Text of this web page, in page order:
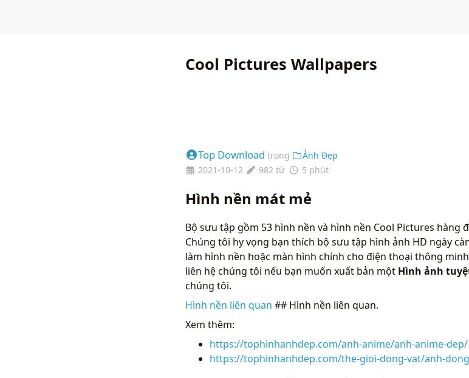
Cool Pictures Wallpapers
Top Download trong
Ảnh Đẹp
2021-10-12
982 từ 5 phút
Hình nền mát mẻ
Bộ sưu tập gồm 53 hình nền và hình nền Cool Pictures hàng
Chúng tôi hy vọng bạn thích bộ sưu tập hình ảnh HD ngày
làm hình nền hoặc màn hình chính cho điện thoại thông
liên hệ chúng tôi nếu bạn muốn xuất bản một Hình ảnh
chúng tôi.
Hình nền liên quan ## Hình nền liên quan.
Xem thêm:
https://tophinhanhdep.com/anh-anime/anh-anime-dep/
https://tophinhanhdep.com/the-gioi-dong-vat/anh-